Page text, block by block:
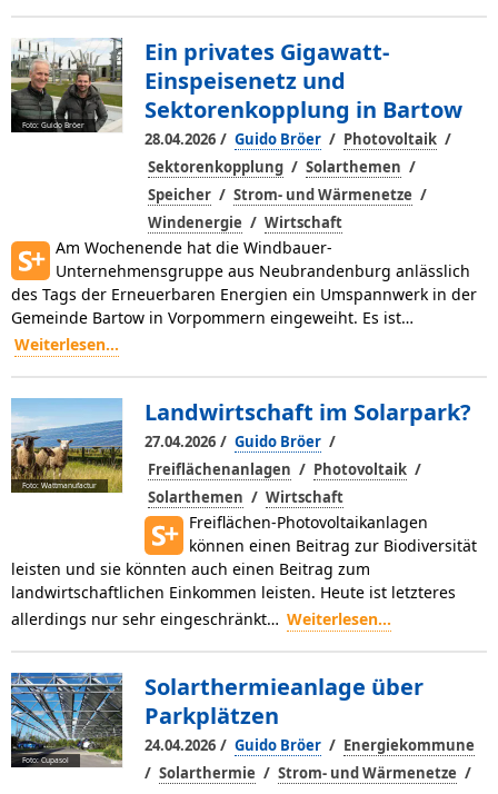
Foto: Guido Bröer
Ein privates Gigawatt-
Einspeisenetz und
Sektorenkopplung in Bartow
28.04.2026 / Guido Bröer / Photovoltaik /
Sektorenkopplung / Solarthemen /
Speicher / Strom- und Wärmenetze /
Windenergie / Wirtschaft
Am Wochenende hat die Windbauer-
Unternehmensgruppe aus Neubrandenburg anlässlich
des Tags der Erneuerbaren Energien ein Umspannwerk in der
Gemeinde Bartow in Vorpommern eingeweiht. Es ist…
Weiterlesen...
Foto: Wattmanufactur
Landwirtschaft im Solarpark?
27.04.2026 / Guido Bröer /
Freiflächenanlagen / Photovoltaik /
Solarthemen / Wirtschaft
Freiflächen-Photovoltaikanlagen
können einen Beitrag zur Biodiversität
leisten und sie könnten auch einen Beitrag zum
landwirtschaftlichen Einkommen leisten. Heute ist letzteres
allerdings nur sehr einge­schränkt… Weiterlesen...
Foto: Cupasol
Solarthermieanlage über
Parkplätzen
24.04.2026 / Guido Bröer / Energiekommune
/ Solarthermie / Strom- und Wärmenetze /